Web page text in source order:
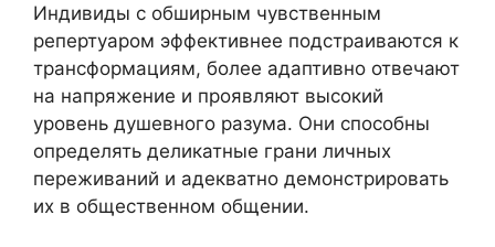
Индивиды с обширным чувственным
репертуаром эффективнее подстраиваются к
трансформациям, более адаптивно отвечают
на напряжение и проявляют высокий
уровень душевного разума. Они способны
определять деликатные грани личных
переживаний и адекватно демонстрировать
их в общественном общении.